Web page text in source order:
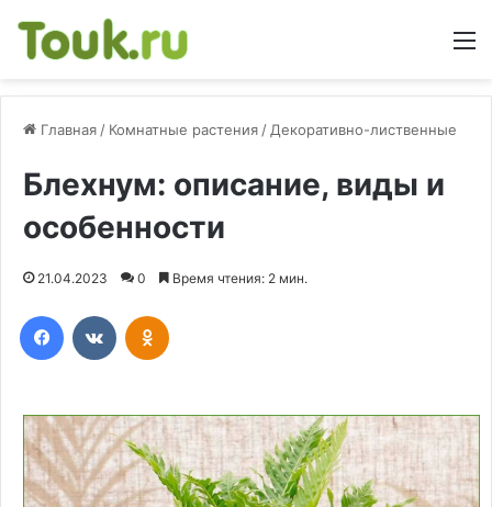
Главная / Комнатные растения / Декоративно-лиственные
Блехнум: описание, виды и
особенности
21.04.2023 0 Время чтения: 2 мин.